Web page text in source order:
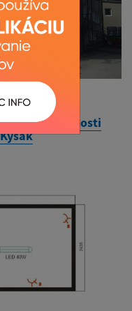
cien -
náročnosti